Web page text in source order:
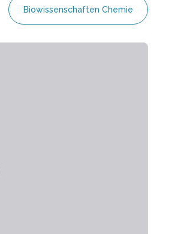
Biowissenschaften Chemie